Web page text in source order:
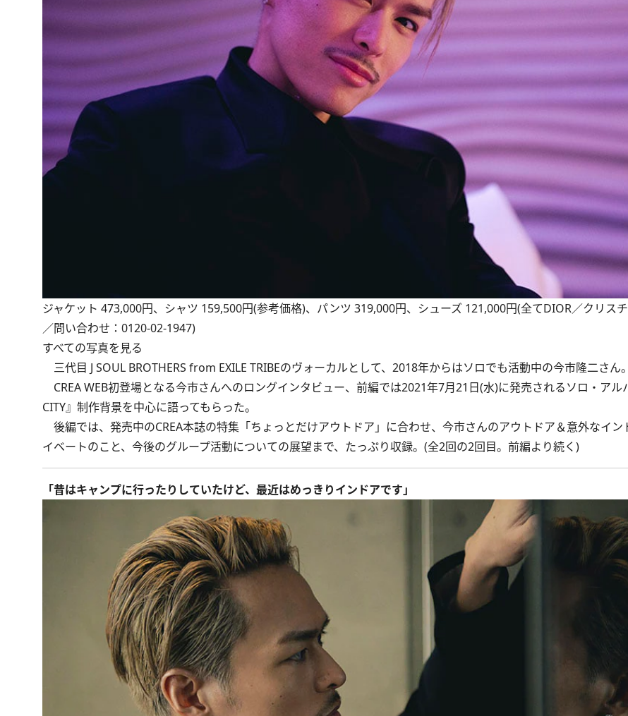
ジャケット 473,000円、シャツ 159,500円(参考価格)、パンツ 319,000円、シューズ 121,000円(全てDIOR／クリス
／問い合わせ：0120-02-1947)
すべての写真を見る
三代目 J SOUL BROTHERS from EXILE TRIBEのヴォーカルとして、2018年からはソロでも活動中の今市隆二さん。
CREA WEB初登場となる今市さんへのロングインタビュー、前編では2021年7月21日(水)に発売されるソロ・アル
CITY』制作背景を中心に語ってもらった。
後編では、発売中のCREA本誌の特集「ちょっとだけアウトドア」に合わせ、今市さんのアウトドア＆意外なイン
イベートのこと、今後のグループ活動についての展望まで、たっぷり収録。 (全2回の2回目。 前編より続く)
「昔はキャンプに行ったりしていたけど、最近はめっきりインドアです」